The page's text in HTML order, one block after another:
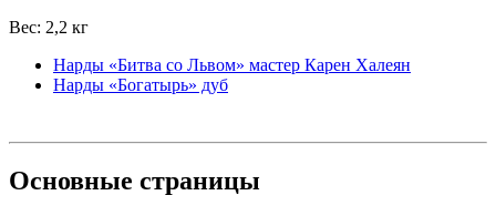
Вес: 2,2 кг
Нарды «Битва со Львом» мастер Карен Халеян
Нарды «Богатырь» дуб
Основные страницы